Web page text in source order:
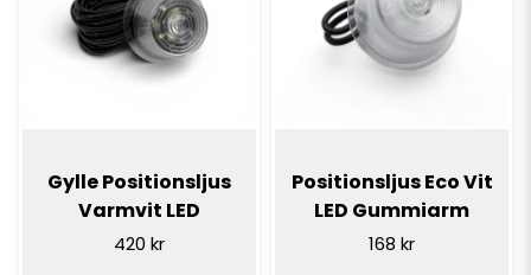
Gylle Positionsljus
Varmvit LED
420 kr
Positionsljus Eco Vit
LED Gummiarm
168 kr